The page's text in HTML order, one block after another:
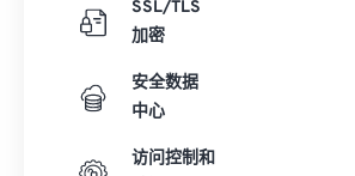
SSL/TLS
加密
安全数据
中心
访问控制和